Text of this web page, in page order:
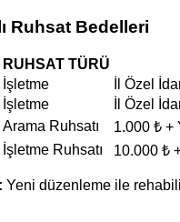
Ruhsat Bedelleri
RUHSAT TÜRÜ
İşletme
İl Özel
İşletme
İl Özel
Arama Ruhsatı
1.000 ₺ +
İşletme Ruhsatı 10.000 ₺
Yeni düzenleme ile